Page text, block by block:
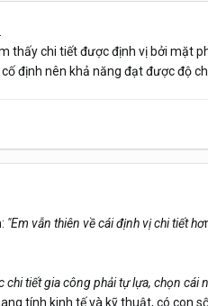
thấy chi tiết được định vị bởi mặt
định nên khả năng đạt được độ
"Em vẫn thiên về cái định vị chi tiết hơ
chi tiết gia công phải tự lựa, chọn cái
tính kinh tế và kỹ thuật, có con